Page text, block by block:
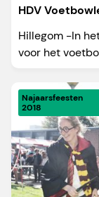
HDV
Hillegom -In
voor het
Najaarsfeesten
2018